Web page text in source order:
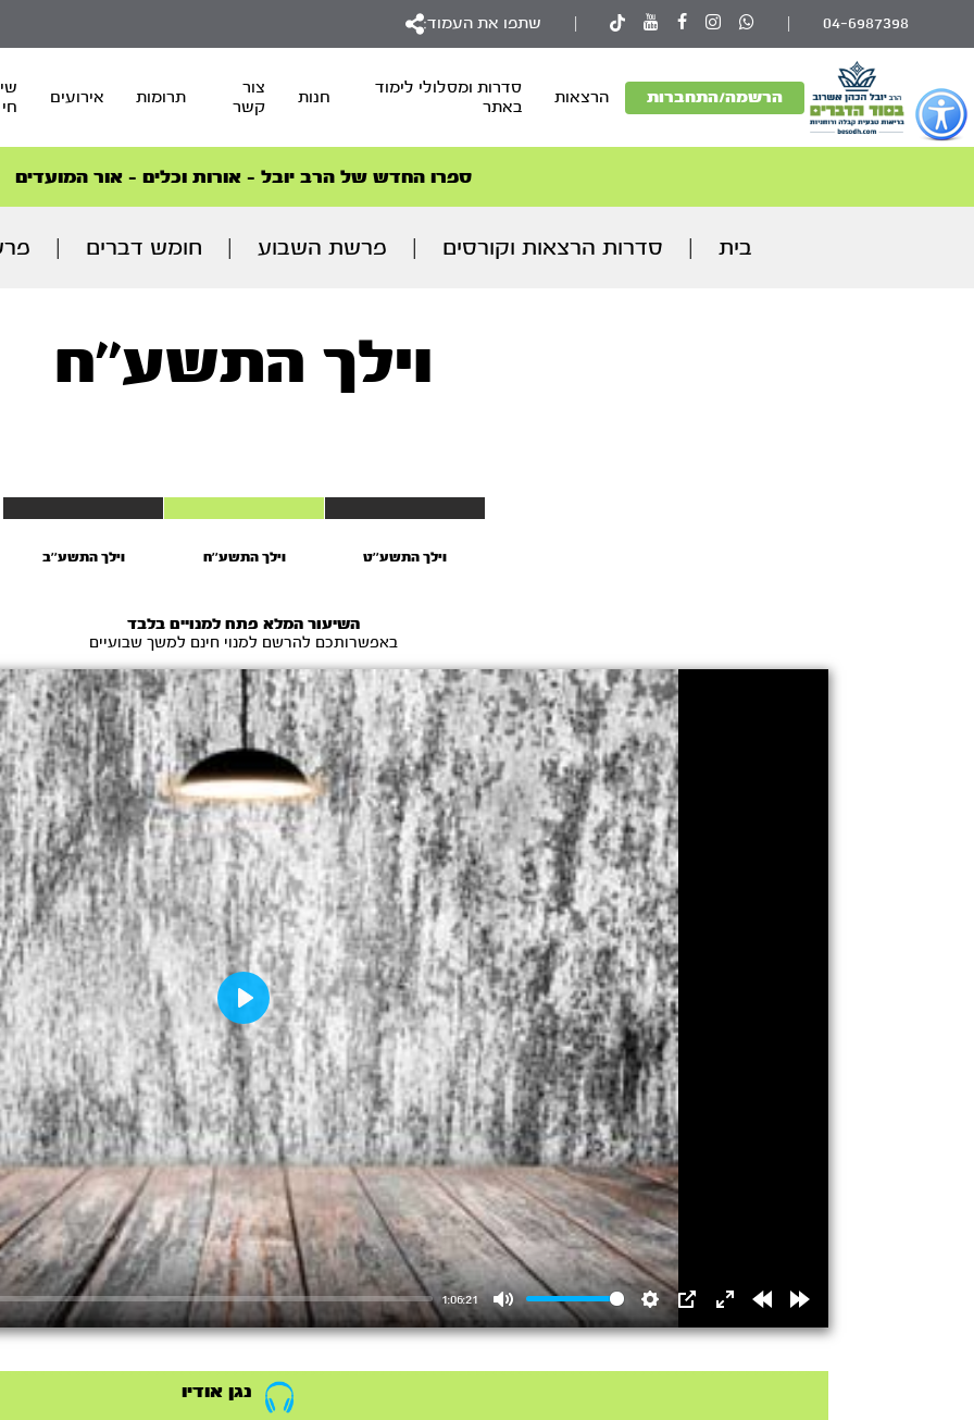
כפתור
לפתיחת
תפריט
נגישות
04-6987398 שתפו את העמוד:
הרשמה/התחברות הרצאות
סדרות ומסלולי לימוד
באתר
חנות
צור
קשר
תרומות אירועים
חי
סדרות הפודקאסטים
הסדרה המובילה החודש – דרך המלך
ספרו החדש של הרב יובל – אורות וכלים – אור המועדים
הצטרפו למהפכת הבריאות הטבעית >
סדרות הפודקאסטים
הסדרה המובילה החודש – דרך המלך
בית סדרות הרצאות וקורסים פרשת השבוע חומש דברים
וילך התשע’’ח
וילך התשע’’ט וילך התשע’’ח וילך התשע''ב
השיעור המלא פתח למנויים בלבד
באפשרותכם להרשם למנוי חינם למשך שבועיים
1:06:21
Mute Settings
Play
נגן אודיו